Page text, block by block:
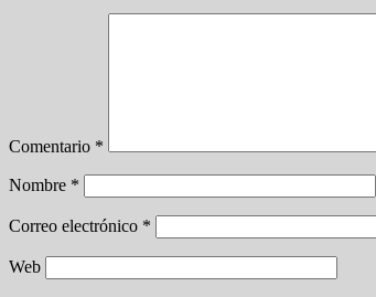
Comentario *
Nombre *
Correo electrónico *
Web